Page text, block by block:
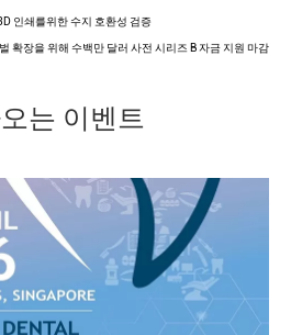
인쇄를위한 수지 호환성 검증
확장을 위해 수백만 달러 사전 시리즈 B 자금 지원 마감
는 이벤트